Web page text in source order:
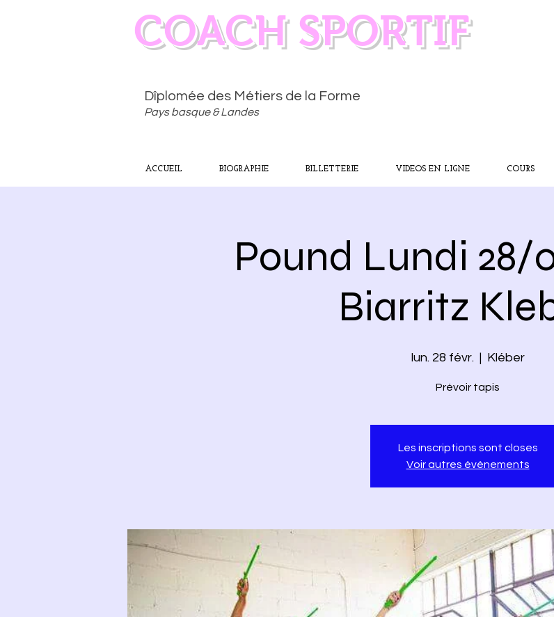
COACH SPORTIF
Dîplomée des Métiers de la Forme
Pays basque & Landes
ACCUEIL BIOGRAPHIE BILLETTERIE VIDEOS EN LIGNE COURS
Pound Lundi 28/
Biarritz
lun. 28 févr.
  |
Kléber
Prévoir tapis
Les inscriptions sont closes
Voir autres événements